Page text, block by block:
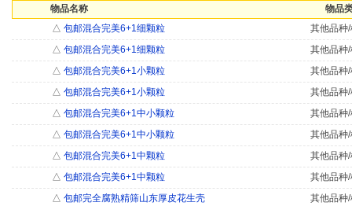
物品名称
物品
△ 包邮混合完美6+1细颗粒
其他品种
△ 包邮混合完美6+1细颗粒
其他品种
△ 包邮混合完美6+1小颗粒
其他品种
△ 包邮混合完美6+1小颗粒
其他品种
△ 包邮混合完美6+1中小颗粒
其他品种
△ 包邮混合完美6+1中小颗粒
其他品种
△ 包邮混合完美6+1中颗粒
其他品种
△ 包邮混合完美6+1中颗粒
其他品种
△ 包邮完全腐熟精筛山东厚皮花生壳
其他品种